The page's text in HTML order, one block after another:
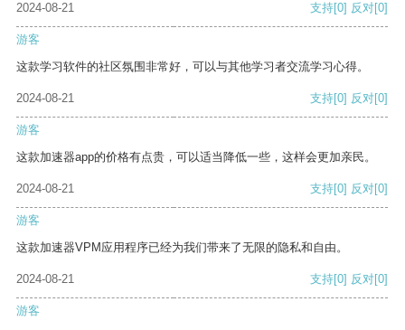
2024-08-21
支持[0] 反对[0]
游客
这款学习软件的社区氛围非常好，可以与其他学习者交流学习心得。
2024-08-21 支持[0] 反对[0]
游客
这款加速器app的价格有点贵，可以适当降低一些，这样会更加亲民。
2024-08-21 支持[0] 反对[0]
游客
这款加速器VPM应用程序已经为我们带来了无限的隐私和自由。
2024-08-21 支持[0] 反对[0]
游客